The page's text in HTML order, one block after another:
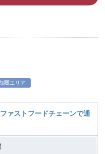
圏エリア
ァストフードチェーンで通